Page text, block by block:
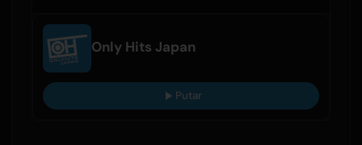
Only Hits Japan
Putar